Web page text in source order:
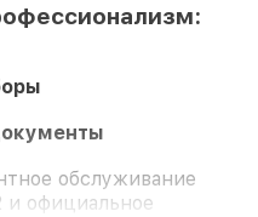
обслуживание
и официальное